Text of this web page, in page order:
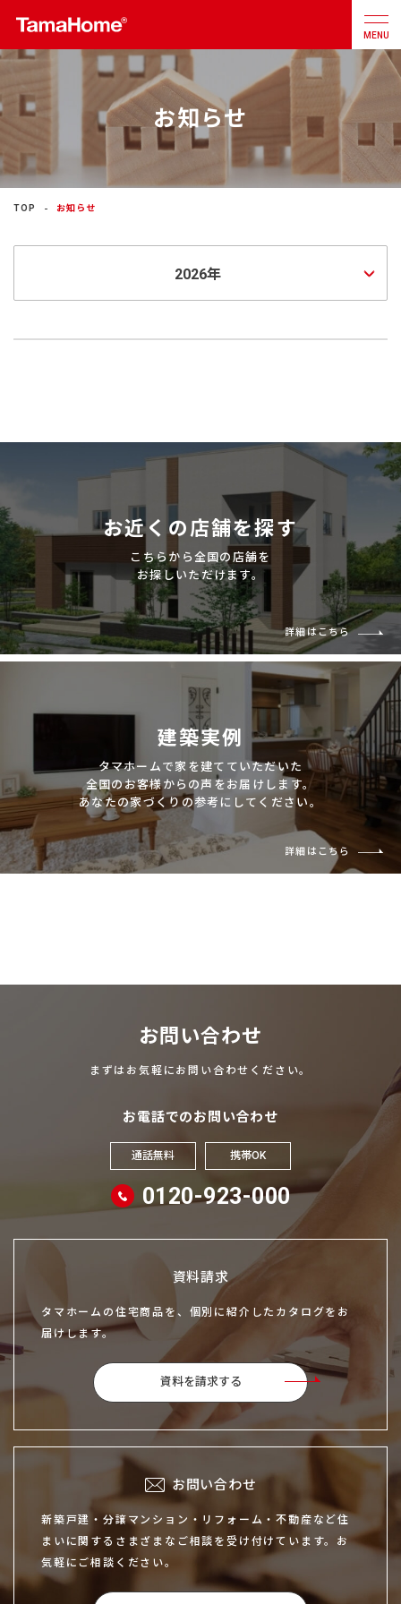
カタログ お問合せ
注文住宅
不動産事業
その他
IR情報
MENU
お知らせ
TOP お知らせ
お近くの店舗を探す
こちらから全国の店舗を
お探しいただけます。
詳細はこちら
建築実例
タマホームで家を建てていただいた
全国のお客様からの声をお届けします。
あなたの家づくりの参考にしてください。
詳細はこちら
お問い合わせ
まずはお気軽にお問い合わせください。
お電話でのお問い合わせ
通話無料 携帯OK
0120-923-000
資料請求
タマホームの住宅商品を、個別に紹介したカタログをお
届けします。
資料を請求する
お問い合わせ
新築戸建・分譲マンション・リフォーム・不動産など住
まいに関するさまざまなご相談を受け付けています。お
気軽にご相談ください。